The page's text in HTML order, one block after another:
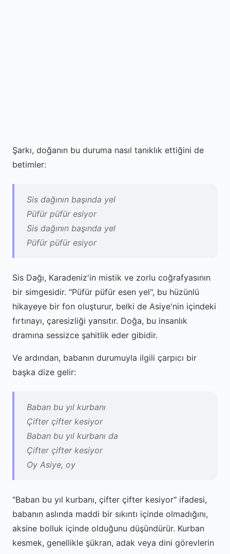
Şarkı, doğanın bu duruma nasıl tanıklık ettiğini de
betimler:
Sis dağının başında yel
Püfür püfür esiyor
Sis dağının başında yel
Püfür püfür esiyor
Sis Dağı, Karadeniz'in mistik ve zorlu coğrafyasının
bir simgesidir. "Püfür püfür esen yel", bu hüzünlü
hikayeye bir fon oluşturur, belki de Asiye'nin içindeki
fırtınayı, çaresizliği yansıtır. Doğa, bu insanlık
dramına sessizce şahitlik eder gibidir.
Ve ardından, babanın durumuyla ilgili çarpıcı bir
başka dize gelir:
Baban bu yıl kurbanı
Çifter çifter kesiyor
Baban bu yıl kurbanı da
Çifter çifter kesiyor
Oy Asiye, oy
"Baban bu yıl kurbanı, çifter çifter kesiyor" ifadesi,
babanın aslında maddi bir sıkıntı içinde olmadığını,
aksine bolluk içinde olduğunu düşündürür. Kurban
kesmek, genellikle şükran, adak veya dini görevlerin